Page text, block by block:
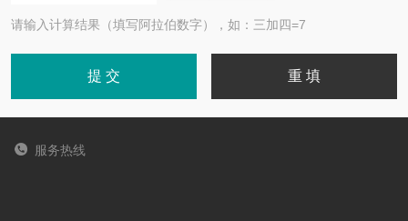
请输入计算结果（填写阿拉伯数字），如：三加四=7
服务热线